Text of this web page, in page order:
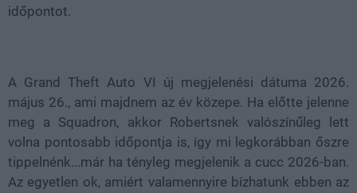
időpontot.
A Grand Theft Auto VI új megjelenési dátuma 2026.
május 26., ami majdnem az év közepe. Ha előtte jelenne
meg a Squadron, akkor Robertsnek valószínűleg lett
volna pontosabb időpontja is, így mi legkorábban őszre
tippelnénk...már ha tényleg megjelenik a cucc 2026-ban.
Az egyetlen ok, amiért valamennyire bízhatunk ebben az